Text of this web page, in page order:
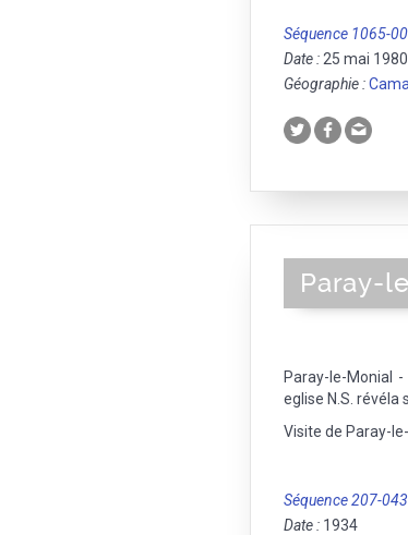
Séquence 1065-
Date : 25 mai
Géographie :
Paray-
Paray-le-Monial
eglise N.S.
Visite de Paray-le-
Séquence 207-043
Date : 1934